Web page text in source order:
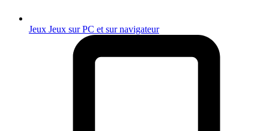
Jeux Jeux sur PC et sur navigateur